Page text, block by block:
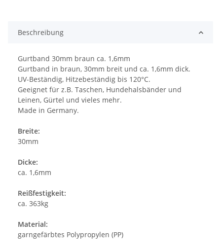
Beschreibung
Gurtband 30mm braun ca. 1,6mm
Gurtband in braun, 30mm breit und ca. 1,6mm dick.
UV-Beständig, Hitzebeständig bis 120°C.
Geeignet für z.B. Taschen, Hundehalsbänder und
Leinen, Gürtel und vieles mehr.
Made in Germany.
Breite:
30mm
Dicke:
ca. 1,6mm
Reißfestigkeit:
ca. 363kg
Material:
garngefärbtes Polypropylen (PP)